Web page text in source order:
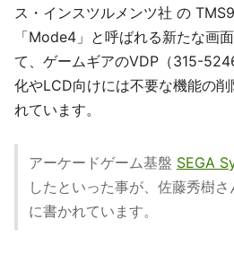
ス・インスツルメンツ社 の
「Mode4」と呼ばれる新たな画
て、ゲームギアのVDP（315-
化やLCD向けには不要な機能の
れています。
アーケードゲーム基盤 SEGA
したといった事が、佐藤秀樹
に書かれています。